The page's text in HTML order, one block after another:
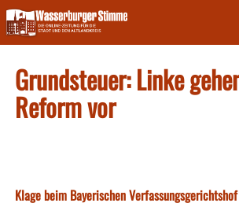
Skip
to
content
Grundsteuer: Linke
Reform vor
Klage beim Bayerischen